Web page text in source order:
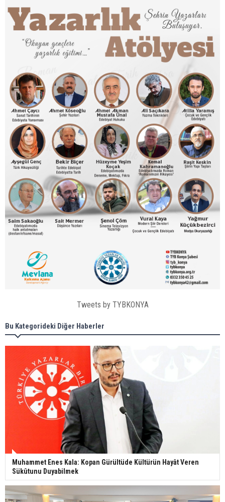
Tweets by TYBKONYA
Bu Kategorideki Diğer Haberler
Muhammet Enes Kala: Kopan Gürültüde Kültürün Hayât Veren
Sükûtunu Duyabilmek